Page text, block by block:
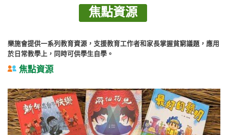
焦點資源
樂施會提供一系列教育資源，支援教育工作者和家長掌握貧窮議題，應用
於日常教學上，同時可供學生自學。
焦點資源